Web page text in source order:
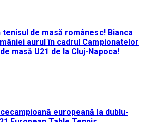
de masă românesc! Bianca
aurul în cadrul Campionatelor
masă U21 de la Cluj-Napoca!
europeană la dublu-